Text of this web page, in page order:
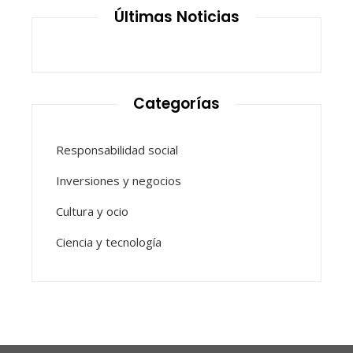
Últimas Noticias
Categorías
Responsabilidad social
Inversiones y negocios
Cultura y ocio
Ciencia y tecnología